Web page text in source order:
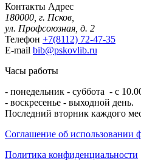
Контакты Адрес
180000, г. Псков,
ул. Профсоюзная, д. 2
Телефон +7(8112) 72-47-35
E-mail bib@pskovlib.ru
Часы работы
- понедельник - суббота - с
- воскресенье - выходной день.
Последний вторник каждого
Соглашение об использовании
Политика конфиденциальности